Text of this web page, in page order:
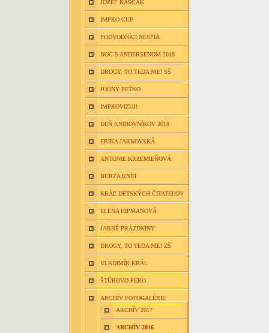
JOZEF KAŠČÁK
IMPRO CUP
PODVODNÍCI NESPIA
NOC S ANDERSENOM 2018
DROGY, TO TEDA NIE! SŠ
JOHNY PEŤKO
IMPROVIZUJ!
DEŇ KNIHOVNÍKOV 2018
ERIKA JARKOVSKÁ
ANTONIE KRZEMIEŇOVÁ
BURZA KNÍH
KRÁĽ DETSKÝCH ČITATEĽOV
ELENA HIPMANOVÁ
JARNÉ PRÁZDNINY
DROGY, TO TEDA NIE! ZŠ
VLADIMÍR KRÁL
ŠTÚROVO PERO
ARCHÍV FOTOGALÉRIE
ARCHÍV 2017
ARCHÍV 2016